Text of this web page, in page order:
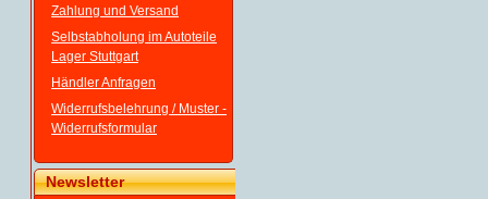
Zahlung und Versand
Selbstabholung im Autoteile
Lager Stuttgart
Händler Anfragen
Widerrufsbelehrung / Muster -
Widerrufsformular
Newsletter